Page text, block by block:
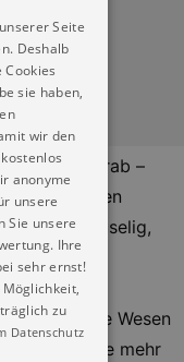
Dom
auf uns herab –
sich in allen
manche gruselig,
sich
des
fabelhafte Wesen
Erfahren Sie mehr
Seite
Deshalb
Cookies
sie haben,
wir den
anonyme
unsere
Sie unsere
Ihre
sehr ernst!
zu
Datenschutz